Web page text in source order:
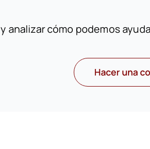
analizar cómo podemos
Hacer una